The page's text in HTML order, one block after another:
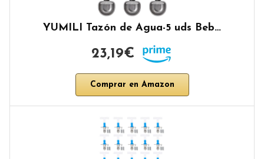
YUMILI Tazón de Agua-5 uds Beb…
23,19€
Comprar en Amazon